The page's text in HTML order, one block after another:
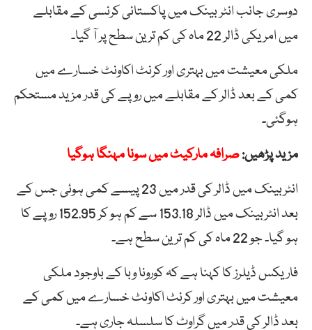
دوسری جانب انٹر بینک میں پاکستانی کرنسی کے مقابلے
میں امریکی ڈالر 22 ماہ کی کم ترین سطح پر آ گیا۔
ملکی معیشت میں بہتری اور کرنٹ اکاونٹ خسارے میں
کمی کے بعد ڈالر کے مقابلے میں روپے کی قدر مزید مستحکم
ہوگئی۔
مزید پڑھیں:صرافہ مارکیٹ میں سونا مہنگا ہوگیا
انٹربینک میں ڈالر کی قدر میں 23 پیسے کمی ہوئی جس کے
بعد انٹربینک میں ڈالر 153.18 سے کم ہو کر 152.95 روپے کا
ہو گیا۔ جو 22 ماہ کی کم ترین سطح ہے۔
فاریکس ڈیلرز کا کہنا ہے کہ کورونا وبا کے باوجود ملکی
معیشت میں بہتری اور کرنٹ اکاونٹ خسارے میں کمی کے
بعد ڈالر کی قدر میں گراوٹ کا سلسلہ جاری ہے۔